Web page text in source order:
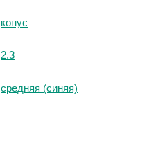
конус
2.3
средняя (синяя)